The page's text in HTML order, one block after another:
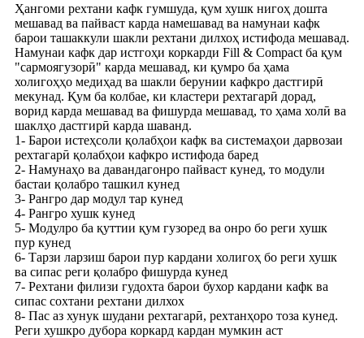
Ҳангоми рехтани кафк гумшуда, қум хушк нигоҳ дошта
мешавад ва пайваст карда намешавад ва намунаи кафк
барои ташаккули шакли рехтани дилхоҳ истифода мешавад.
Намунаи кафк дар истгоҳи коркарди Fill & Compact ба қум
"сармоягузорӣ" карда мешавад, ки қумро ба ҳама
холигоҳҳо медиҳад ва шакли берунии кафкро дастгирӣ
мекунад. Қум ба колбае, ки кластери рехтагарӣ дорад,
ворид карда мешавад ва фишурда мешавад, то ҳама холӣ ва
шаклҳо дастгирӣ карда шаванд.
1- Барои истеҳсоли қолабҳои кафк ва системаҳои дарвозаи
рехтагарӣ қолабҳои кафкро истифода баред
2- Намунаҳо ва давандагонро пайваст кунед, то модули
бастаи қолабро ташкил кунед
3- Рангро дар модул тар кунед
4- Рангро хушк кунед
5- Модулро ба қуттии қум гузоред ва онро бо реги хушк
пур кунед
6- Тарзи ларзиш барои пур кардани холигоҳ бо реги хушк
ва сипас реги қолабро фишурда кунед
7- Рехтани филизи гудохта барои бухор кардани кафк ва
сипас сохтани рехтани дилхох
8- Пас аз хунук шудани рехтагарӣ, рехтанҳоро тоза кунед.
Реги хушкро дубора коркард кардан мумкин аст